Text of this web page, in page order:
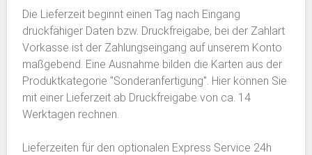
Die Lieferzeit beginnt einen Tag nach Eingang
druckfähiger Daten bzw. Druckfreigabe, bei der Zahlart
Vorkasse ist der Zahlungseingang auf unserem Konto
maßgebend. Eine Ausnahme bilden die Karten aus der
Produktkategorie "Sonderanfertigung". Hier können Sie
mit einer Lieferzeit ab Druckfreigabe von ca. 14
Werktagen rechnen.
Lieferzeiten für den optionalen Express Service 24h